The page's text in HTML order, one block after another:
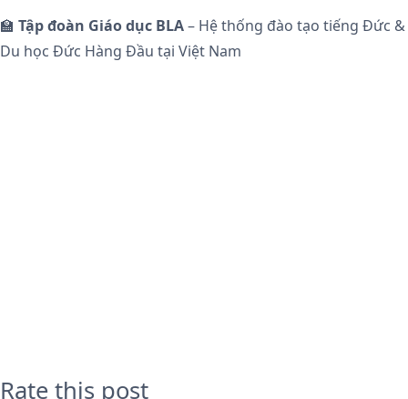
🏫 Tập đoàn Giáo dục BLA– Hệ thống đào tạo tiếng Đức &
Du học Đức Hàng Đầu tại Việt Nam
Rate this post